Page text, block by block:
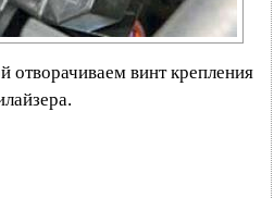
отворачиваем винт крепления